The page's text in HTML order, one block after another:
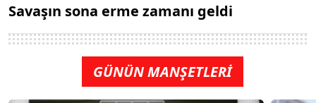
Savaşın sona erme zamanı geldi
GÜNÜN MANŞETLERİ